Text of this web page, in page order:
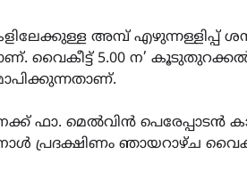
അമ്പ് എഴുന്നള്ളിപ്പ്
വൈകീട്ട് 5.00 ന’
ഫാ. മെൽവിൻ പെരേപ്പാടൻ
പ്രദക്ഷിണം ഞായറാഴ്‌ച